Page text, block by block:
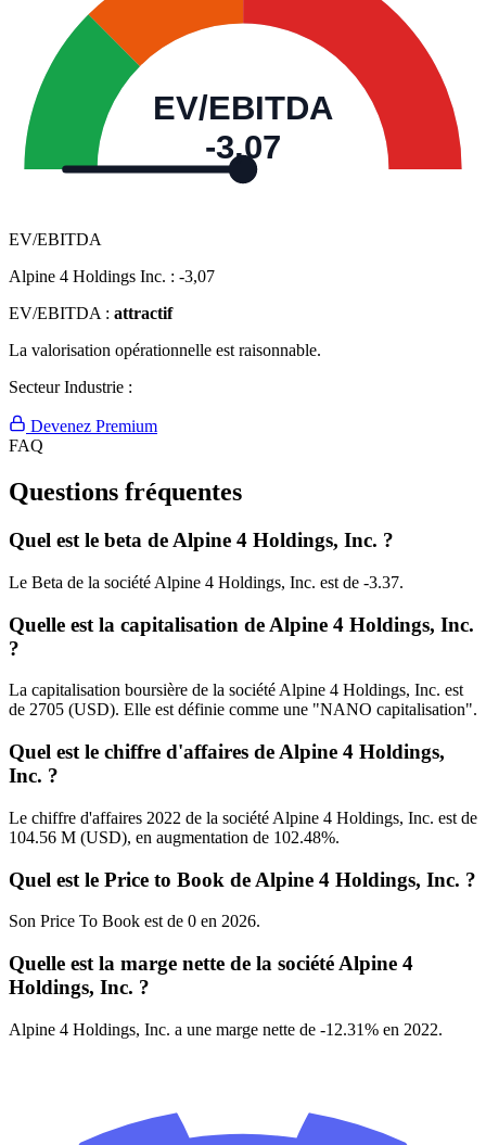
EV/EBITDA
-3,07
EV/EBITDA
Alpine 4 Holdings Inc. : -3,07
EV/EBITDA : attractif
La valorisation opérationnelle est raisonnable.
Secteur Industrie :
Devenez Premium
FAQ
Questions fréquentes
Quel est le beta de Alpine 4 Holdings, Inc. ?
Le Beta de la société Alpine 4 Holdings, Inc. est de -3.37.
Quelle est la capitalisation de Alpine 4 Holdings, Inc.
?
La capitalisation boursière de la société Alpine 4 Holdings, Inc. est
de 2705 (USD). Elle est définie comme une "NANO capitalisation".
Quel est le chiffre d'affaires de Alpine 4 Holdings,
Inc. ?
Le chiffre d'affaires 2022 de la société Alpine 4 Holdings, Inc. est de
104.56 M (USD), en augmentation de 102.48%.
Quel est le Price to Book de Alpine 4 Holdings, Inc. ?
Son Price To Book est de 0 en 2026.
Quelle est la marge nette de la société Alpine 4
Holdings, Inc. ?
Alpine 4 Holdings, Inc. a une marge nette de -12.31% en 2022.